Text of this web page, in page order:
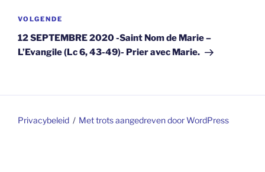
Volgend
bericht
VOLGENDE
12 SEPTEMBRE 2020 -Saint Nom de Marie –
L’Evangile (Lc 6, 43-49)- Prier avec Marie.
Privacybeleid Met trots aangedreven door WordPress